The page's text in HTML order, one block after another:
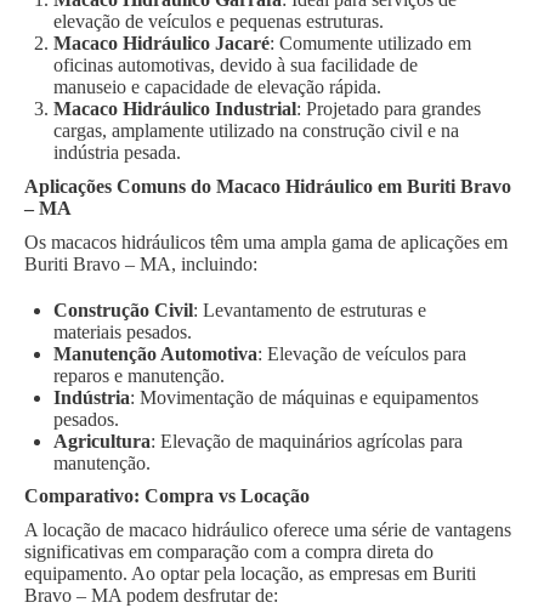
elevação de veículos e pequenas estruturas.
Macaco Hidráulico Jacaré: Comumente utilizado em
oficinas automotivas, devido à sua facilidade de
manuseio e capacidade de elevação rápida.
Macaco Hidráulico Industrial: Projetado para grandes
cargas, amplamente utilizado na construção civil e na
indústria pesada.
Aplicações Comuns do Macaco Hidráulico em Buriti Bravo
– MA
Os macacos hidráulicos têm uma ampla gama de aplicações em
Buriti Bravo – MA, incluindo:
Construção Civil: Levantamento de estruturas e
materiais pesados.
Manutenção Automotiva: Elevação de veículos para
reparos e manutenção.
Indústria: Movimentação de máquinas e equipamentos
pesados.
Agricultura: Elevação de maquinários agrícolas para
manutenção.
Comparativo: Compra vs Locação
A locação de macaco hidráulico oferece uma série de vantagens
significativas em comparação com a compra direta do
equipamento. Ao optar pela locação, as empresas em Buriti
Bravo – MA podem desfrutar de: